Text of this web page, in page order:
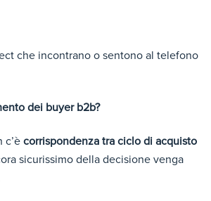
che incontrano o sentono al telefono
dei buyer b2b?
c’è corrispondenza tra ciclo di acquisto
sicurissimo della decisione venga